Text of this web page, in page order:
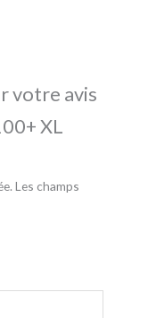
votre avis
XL
Les champs